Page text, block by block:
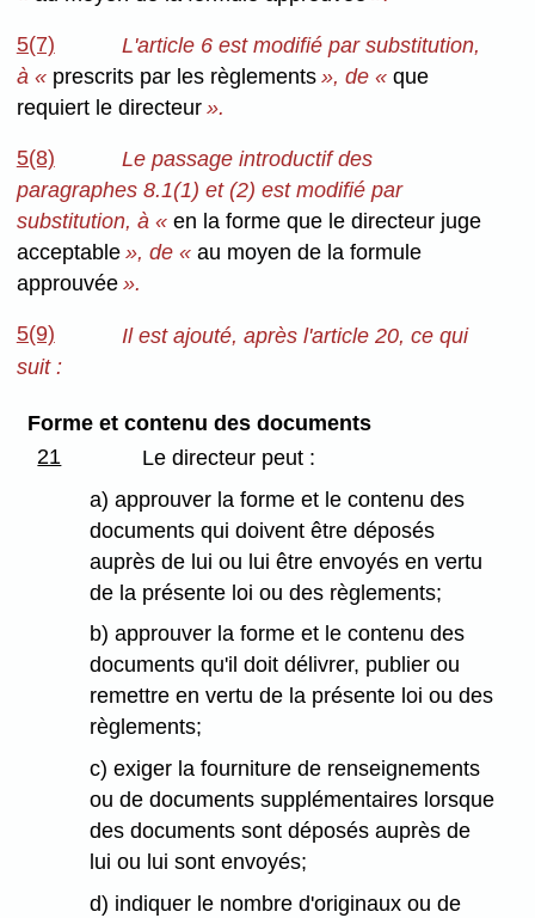
5(7)
L'article 6 est modifié par substitution,
à « prescrits par les règlements», de « que
requiert le directeur».
5(8)
Le passage introductif des
paragraphes 8.1(1) et (2) est modifié par
substitution, à « en la forme que le directeur juge
acceptable», de « au moyen de la formule
approuvée».
5(9)
Il est ajouté, après l'article 20, ce qui
suit :
Forme et contenu des documents
21
Le directeur peut :
a) approuver la forme et le contenu des
documents qui doivent être déposés
auprès de lui ou lui être envoyés en vertu
de la présente loi ou des règlements;
b) approuver la forme et le contenu des
documents qu'il doit délivrer, publier ou
remettre en vertu de la présente loi ou des
règlements;
c) exiger la fourniture de renseignements
ou de documents supplémentaires lorsque
des documents sont déposés auprès de
lui ou lui sont envoyés;
d) indiquer le nombre d'originaux ou de